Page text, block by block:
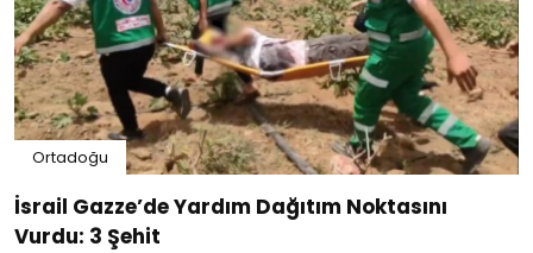
Ortadoğu
İsrail Gazze’de Yardım Dağıtım Noktasını
Vurdu: 3 Şehit